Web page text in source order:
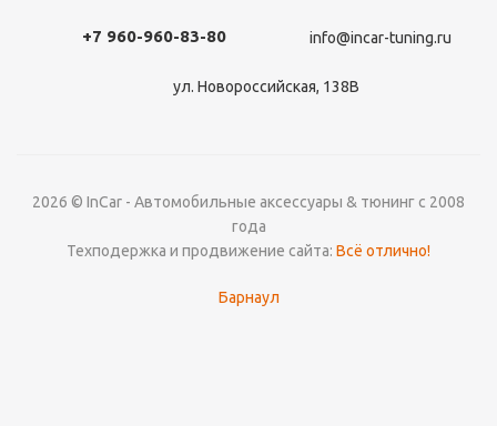
+7 960-960-83-80 info@incar-tuning.ru
ул. Новороссийская, 138В
2026 © InCar - Автомобильные аксессуары & тюнинг с 2008
года
Техподержка и продвижение сайта: Всё отлично!
Барнаул